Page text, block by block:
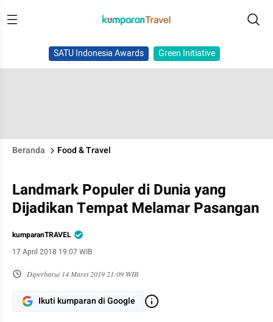
SATU Indonesia Awards Green Initiative
Beranda Food & Travel
Landmark Populer di Dunia yang
Dijadikan Tempat Melamar Pasangan
kumparanTRAVEL
17 April 2018 19:07 WIB
Diperbarui 14 Maret 2019 21:09 WIB
Ikuti kumparan di Google